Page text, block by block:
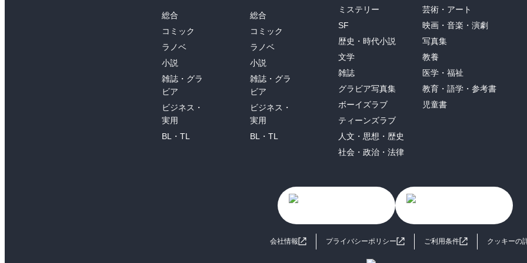
総合
コミック
ラノベ
小説
雑誌・グラ
ビア
ビジネス・
実用
BL・TL
総合
コミック
ラノベ
小説
雑誌・グラ
ビア
ビジネス・
実用
BL・TL
ミステリー
SF
歴史・時代小説
文学
雑誌
グラビア写真集
ボーイズラブ
ティーンズラブ
人文・思想・歴史
社会・政治・法律
芸術・アート
映画・音楽・演劇
写真集
教養
医学・福祉
教育・語学・参考書
児童書
会社情報 プライバシーポリシー ご利用条件 クッキーの